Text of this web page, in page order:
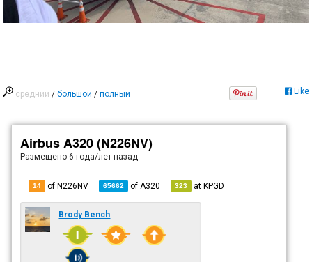
средний /большой /полный Like
Airbus A320 (N226NV)
Размещено6 года/лет назад
14 of N226NV 65662 of A320 323 atKPGD
Brody Bench